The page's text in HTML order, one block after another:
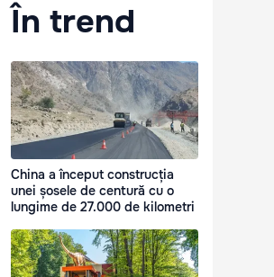
În trend
China a început construcția
unei șosele de centură cu o
lungime de 27.000 de kilometri